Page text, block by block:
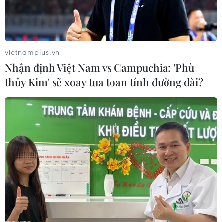
tim.
Hai bệnh nhân được ghép thận tại Bệnh viện Chợ Rẫy hồi phục
sau ghép. (Ảnh: TTXVN phát)
Ngày 13/5, Bệnh viện Chợ Rẫy Thành phố Hồ Chí
Minh thông tin đã phối hợp cùng Bệnh viện
vietnamplus.vn
Nhận định Việt Nam vs Campuchia: 'Phù
thủy Kim' sẽ xoay tua toan tính đường dài?